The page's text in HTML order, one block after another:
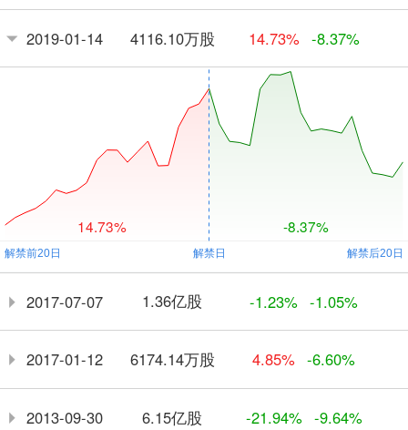
2019-01-14 4116.10万股 14.73% -8.37%
14.73% -8.37%
2017-07-07 1.36亿股 -1.23% -1.05%
2017-01-12 6174.14万股 4.85% -6.60%
2013-09-30 6.15亿股 -21.94% -9.64%